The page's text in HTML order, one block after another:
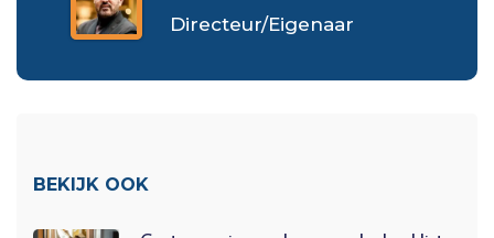
Directeur/Eigenaar
BEKIJK OOK